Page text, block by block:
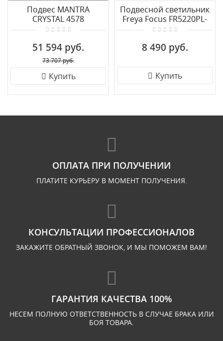
Подвес MANTRA
CRYSTAL 4578
51 594 руб.
73 707 руб.
Купить
Подвесной светильник
Freya Focus FR5220PL-
01CH
8 490 руб.
Купить
ОПЛАТА ПРИ ПОЛУЧЕНИИ
ПЛАТИТЕ КУРЬЕРУ В МОМЕНТ ПОЛУЧЕНИЯ.
КОНСУЛЬТАЦИИ ПРОФЕССИОНАЛОВ
ЗАКАЖИТЕ ОБРАТНЫЙ ЗВОНОК, И МЫ ПОМОЖЕМ ВАМ!
ГАРАНТИЯ КАЧЕСТВА 100%
НЕСЕМ ПОЛНУЮ ОТВЕТСТВЕННОСТЬ В СЛУЧАЕ БРАКА ИЛИ
БОЯ ТОВАРА.